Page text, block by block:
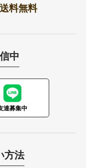
送料無料
中
達募集中
方法